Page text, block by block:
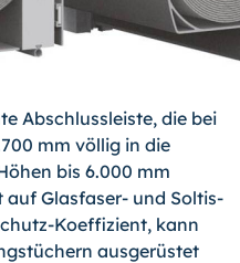
Abschlussleiste, die bei
mm völlig in die
bis 6.000 mm
auf Glasfaser- und Soltis-
Koeffi­zient, kann
ausgerüstet